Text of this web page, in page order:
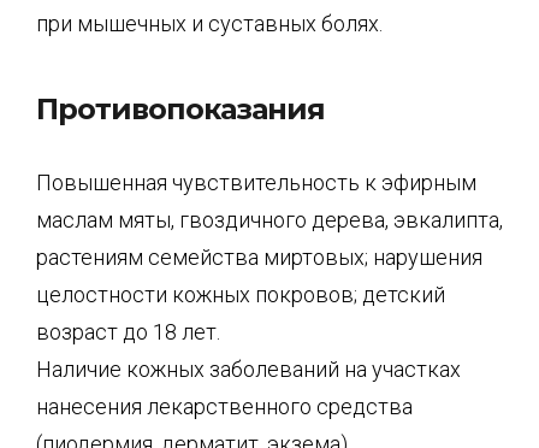
при мышечных и суставных болях.
Противопоказания
Повышенная чувствительность к эфирным
маслам мяты, гвоздичного дерева, эвкалипта,
растениям семейства миртовых; нарушения
целостности кожных покровов; детский
возраст до 18 лет.
Наличие кожных заболеваний на участках
нанесения лекарственного средства